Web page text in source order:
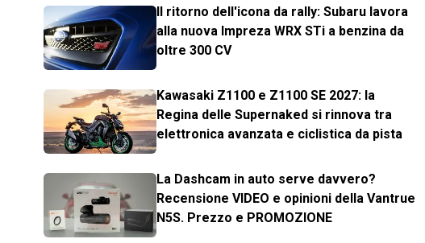
Il ritorno dell'icona da rally: Subaru lavora
alla nuova Impreza WRX STi a benzina da
oltre 300 CV
Kawasaki Z1100 e Z1100 SE 2027: la
Regina delle Supernaked si rinnova tra
elettronica avanzata e ciclistica da pista
La Dashcam in auto serve davvero?
Recensione VIDEO e opinioni della Vantrue
N5S. Prezzo e PROMOZIONE